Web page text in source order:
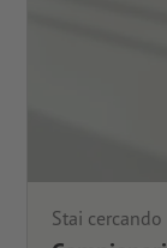
Stai